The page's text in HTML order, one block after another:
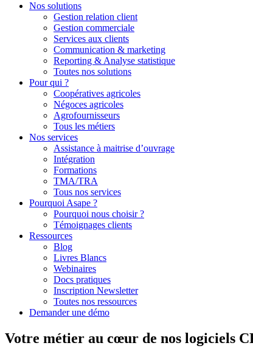
Nos solutions
Gestion relation client
Gestion commerciale
Services aux clients
Communication & marketing
Reporting & Analyse statistique
Toutes nos solutions
Pour qui ?
Coopératives agricoles
Négoces agricoles
Agrofournisseurs
Tous les métiers
Nos services
Assistance à maitrise d’ouvrage
Intégration
Formations
TMA/TRA
Tous nos services
Pourquoi Asape ?
Pourquoi nous choisir ?
Témoignages clients
Ressources
Blog
Livres Blancs
Webinaires
Docs pratiques
Inscription Newsletter
Toutes nos ressources
Demander une démo
Votre métier au cœur de nos logiciels